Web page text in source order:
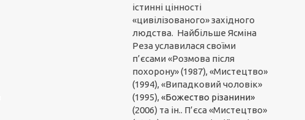
істинні цінності
«цивілізованого» західного
людства. Найбільше Ясміна
Реза уславилася своїми
п’єсами «Розмова після
похорону» (1987), «Мистецтво»
(1994), «Випадковий чоловік»
(1995), «Божество різанини»
(2006) та ін.. П’єса «Мистецтво»